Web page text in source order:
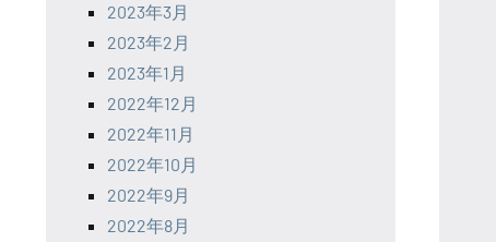
2023年3月
2023年2月
2023年1月
2022年12月
2022年11月
2022年10月
2022年9月
2022年8月